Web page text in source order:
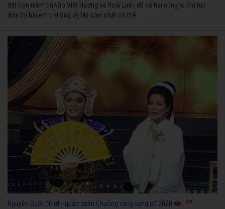
đặt trọn niềm tin vào Việt Hương và Hoài Linh, để cả hai cùng lo thủ tục
đưa thi hài em trai ông về Mỹ sớm nhất có thể.
Nguyễn Quốc Nhựt - quán quân Chuông vàng vọng cổ 2020 1691